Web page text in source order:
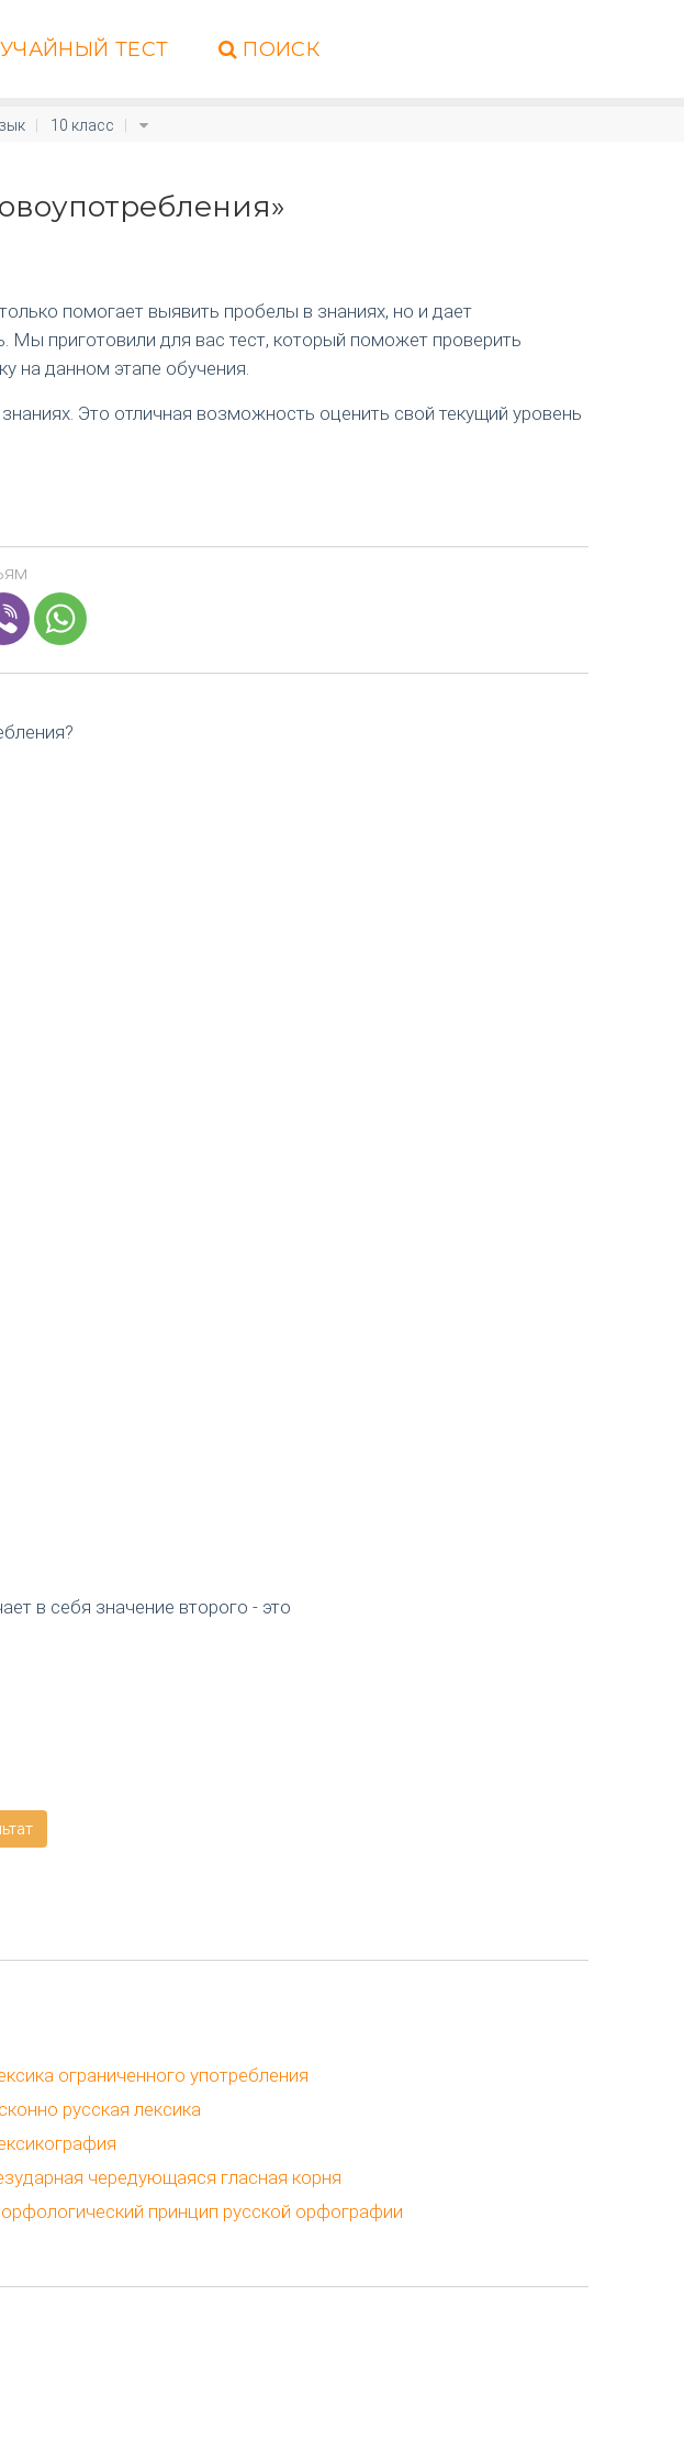
ТЕСТ ПОИСК
10 класс
помогает выявить пробелы в знаниях, но и дает
Мы приготовили для вас тест, который поможет проверить
на данном этапе обучения.
Это отличная возможность оценить свой текущий уровень
в себя значение второго - это
ограниченного употребления
русская лексика
чередующаяся гласная корня
принцип русской орфографии